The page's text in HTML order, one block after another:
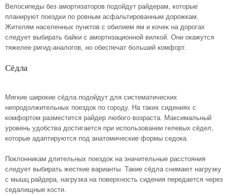
Велосипеды без амортизаторов подойдут райдерам, которые
планируют поездки по ровным асфальтированным дорожкам.
Жителям населенных пунктов с обилием ям и кочек на дорогах
следует выбирать байки с амортизационной вилкой. Они окажутся
тяжелее ригид-аналогов, но обеспечат больший комфорт.
Сёдла
Мягкие широкие сёдла подойдут для систематических
непродолжительных поездок по городу. На таких сидениях с
комфортом разместится райдер любого возраста. Максимальный
уровень удобства достигается при использовании гелевых сёдел,
которые адаптируются под анатомические формы седока.
Поклонникам длительных поездок на значительные расстояния
следует выбирать жесткие варианты. Такие сёдла снимают нагрузку
с мышц райдера, нагрузка на поверхность сидения передается через
седалищные кости.